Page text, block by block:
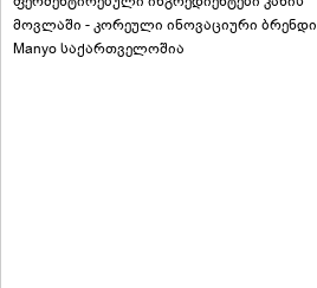
მოვლაში - კორეული ინოვაციური ბრენდი
Manyo საქართველოშია